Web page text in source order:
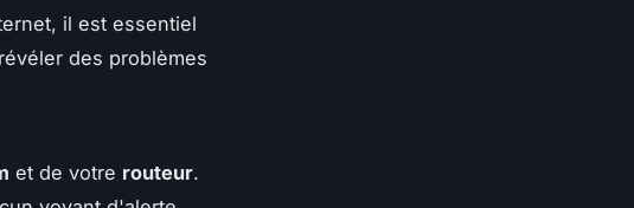
il est essentiel
des problèmes
et de votre routeur.